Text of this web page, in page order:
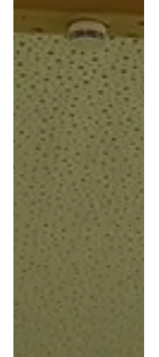
meinem anderen künstlerischen
Standbein mit superzwei, bei
dem wir seit 4 Jahrzehnten viele
Kilometer von Hamburg bis in
die Schweiz geschrubbt haben
und es auch nach wie vor tun.
Daher will ich das eigentlich
beim Zaubern e